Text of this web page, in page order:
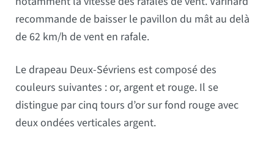
recommande de baisser le pavillon du mât au delà
de 62 km/h de vent en rafale.
Le drapeau Deux-Sévriens est composé des
couleurs suivantes : or, argent et rouge. Il se
distingue par cinq tours d’or sur fond rouge avec
deux ondées verticales argent.